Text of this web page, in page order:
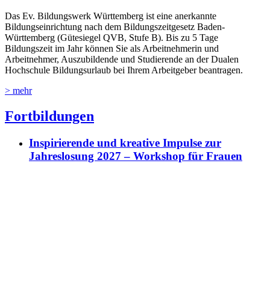
Das Ev. Bildungswerk Württemberg ist eine anerkannte
Bildungseinrichtung nach dem Bildungszeitgesetz Baden-
Württemberg (Gütesiegel QVB, Stufe B). Bis zu 5 Tage
Bildungszeit im Jahr können Sie als Arbeitnehmerin und
Arbeitnehmer, Auszubildende und Studierende an der Dualen
Hochschule Bildungsurlaub bei Ihrem Arbeitgeber beantragen.
> mehr
Fortbildungen
Inspirierende und kreative Impulse zur
Jahreslosung 2027 – Workshop für Frauen